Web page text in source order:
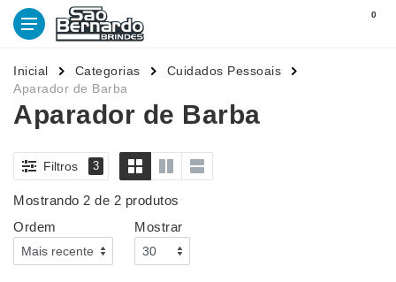
0
Inicial Categorias
Cuidados Pessoais
Aparador de Barba
Aparador de Barba
Filtros 3
Mostrando 2 de 2 produtos
Ordem
Mostrar